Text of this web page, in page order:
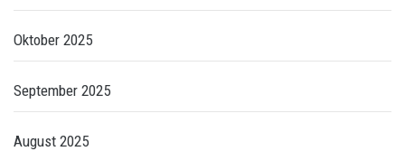
Oktober 2025
September 2025
August 2025